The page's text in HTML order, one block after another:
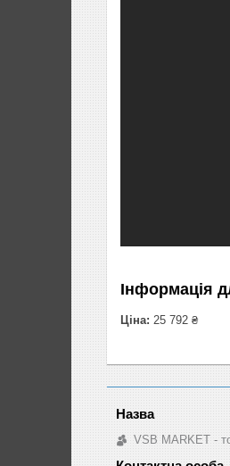
Інформація
Ціна: 25 792 ₴
VSB MARKET -